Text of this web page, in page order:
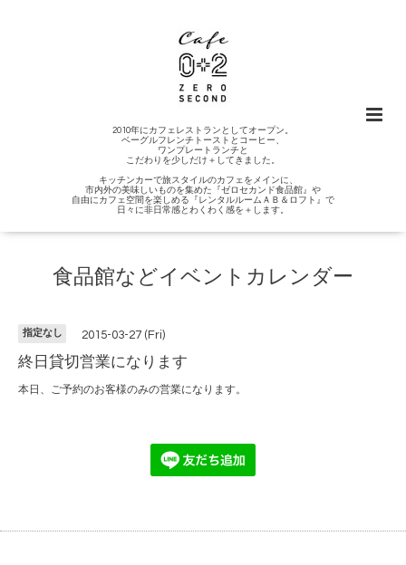
2010年にカフェレストランとしてオープン。
ベーグルフレンチトーストとコーヒー、
ワンプレートランチと
こだわりを少しだけ＋してきました。
キッチンカーで旅スタイルのカフェをメインに、
市内外の美味しいものを集めた『ゼロセカンド食品館』や
自由にカフェ空間を楽しめる『レンタルルームＡＢ＆ロフト』で
日々に非日常感とわくわく感を＋します。
食品館などイベントカレンダー
指定なし 2015-03-27 (Fri)
終日貸切営業になります
本日、ご予約のお客様のみの営業になります。